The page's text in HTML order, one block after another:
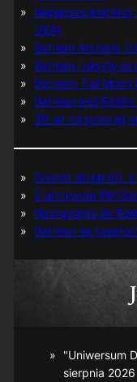
Najlepsze
USA)
Batman Arkham:
Batman i ukryty
Batman: Full Moon
Batman and
30 lat od polskiej
Powrót do lat 60.
Z archiwum TM-
Nawiązania do
Batman na
"Uniwersum
sierpnia 2026